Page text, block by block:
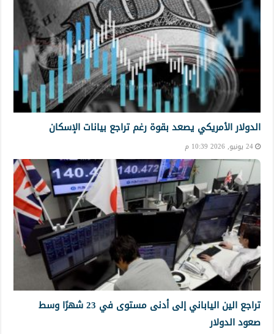
الدولار الأمريكي يصعد بقوة رغم تراجع بيانات الإسكان
24 يونيو, 2026 10:39 م
تراجع الين الياباني إلى أدنى مستوى في 23 شهرًا وسط
صعود الدولار